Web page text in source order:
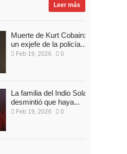
Leer más
Muerte de Kurt Cobain:
un exjefe de la policía...
Feb 19, 2026 0
La familia del Indio Solari
desmintió que haya...
Feb 19, 2026 0